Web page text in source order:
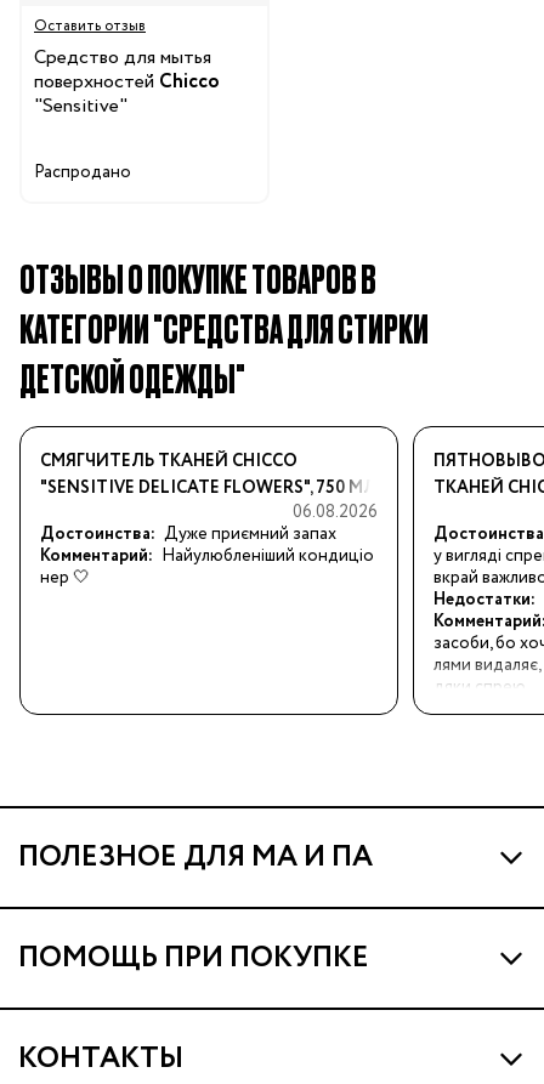
Оставить отзыв
Средство для мытья
поверхностей Chicco
"Sensitive"
Распродано
ОТЗЫВЫ О ПОКУПКЕ ТОВАРОВ В
КАТЕГОРИИ "СРЕДСТВА ДЛЯ СТИРКИ
ДЕТСКОЙ ОДЕЖДЫ"
СМЯГЧИТЕЛЬ ТКАНЕЙ CHICCO
"SENSITIVE DELICATE FLOWERS", 750 МЛ
06.08.2026
Достоинства: Дуже приємний запах
Комментарий: Найулюбленіший кондиціо
нер 🤍
ТКАНЕЙ
у вигляді
вкрай
Недостатки:
засоби, бо
лями
дяки спрею.
ПОЛЕЗНОЕ ДЛЯ МА И ПА
Про МА и Маминых Ассистентов
Программа Ма Кешбэк
Ма Клуб
ПОМОЩЬ ПРИ ПОКУПКЕ
Наши магазины
Доставка и оплата
КОНТАКТЫ